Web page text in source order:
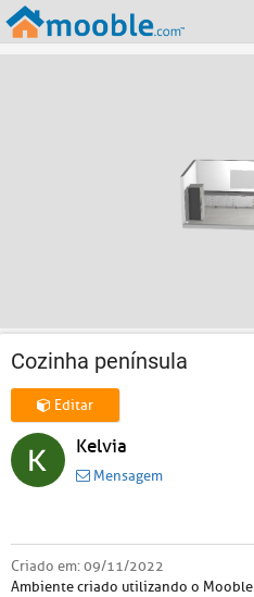
Cozinha península
Editar
Kelvia
Mensagem
Criado em:09/11/2022
Ambiente criado utilizando o Mooble